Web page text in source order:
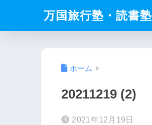
万国旅行塾・読書塾
ホーム
20211219 (2)
2021年12月19日